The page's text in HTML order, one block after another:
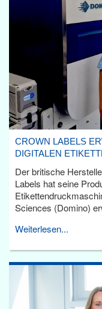
CROWN LABELS
DIGITALEN
Der britische
Labels hat seine
Sciences (Domino)
Weiterlesen...